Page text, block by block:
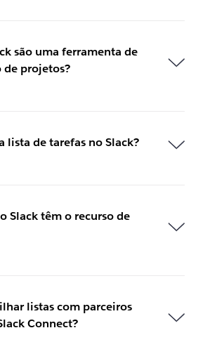
são uma ferramenta de
projetos?
lista de tarefas no Slack?
Slack têm o recurso de
listas com parceiros
Connect?